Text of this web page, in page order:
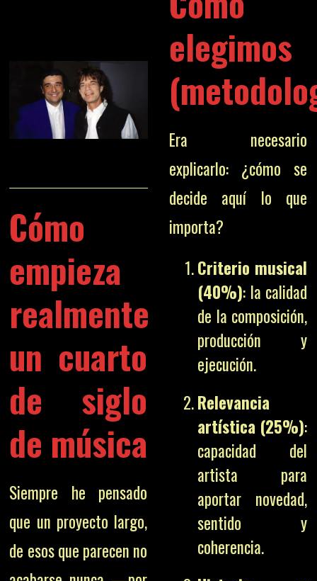
Cómo
empieza
realmente
un cuarto
de siglo
de música
Siempre he pensado
que un proyecto largo,
de esos que parecen no
elegimos
Era necesario
explicarlo: ¿cómo se
decide aquí lo que
importa?
Criterio musical
(40%): la calidad
de la composición,
producción y
ejecución.
Relevancia
artística (25%):
capacidad del
artista para
aportar novedad,
sentido y
coherencia.